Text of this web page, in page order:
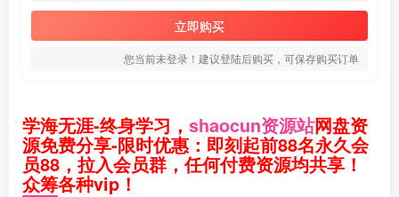
立即购买
您当前未登录！建议登陆后购买，可保存购买订单
学海无涯-终身学习， shaocun资源站网盘资
源免费分享-限时优惠：即刻起前88名永久会
员88，拉入会员群，任何付费资源均共享！
众筹各种vip！